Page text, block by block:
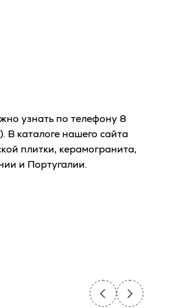
узнать по телефону 8
В каталоге нашего сайта
плитки, керамогранита,
и Португалии.